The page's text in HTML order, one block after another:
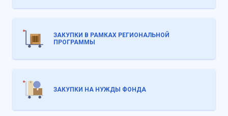
ЗАКУПКИ В РАМКАХ РЕГИОНАЛЬНОЙ
ПРОГРАММЫ
ЗАКУПКИ НА НУЖДЫ ФОНДА